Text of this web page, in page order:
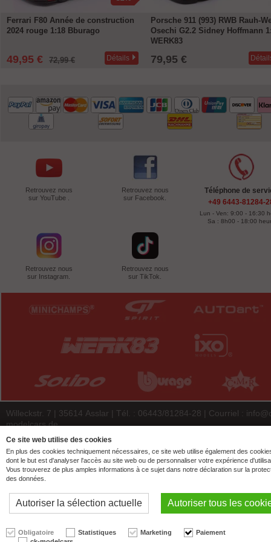
Ferrari F80 Année de construction
2024 rouge 1:18 Bburago
49,95 € 72,99 € Détails
Porsche 911 (993) RWB Rauh-
Osechi G2.2 Sidney Hoffmann
WERK83
79,95 €
Retrouvez nous
sur YouTube .
Retrouvez nous
sur Facebook.
Retrouvez nous
sur Instagram.
Retrouvez nous
sur TikTok.
Téléphone de
+49 6443-81284-
Lun - Ven: 9:00 - 16:30
Sa : 8h00 - 18:00
Willeckstr. 7 | 35614 Asslar | Tél. : 06443/81284-28 | Courriel :
modelcars.de
© 2026 | ck-modelcars Christoph Krombach e.K.
4.9/5.00 of7446 ck-modelcars.de customer reviews | Trusted Shops
Ce site web utilise des cookies
En plus des cookies techniquement nécessaires, ce site web utilise également des
dont le but est d'analyser l'accès au site web ou de personnaliser votre expérience
Vous trouverez de plus amples informations à ce sujet dans notre déclaration sur la
des données.
Autoriser la sélection actuelle Autoriser tous les
Obligatoire Statistiques Marketing
Paiement